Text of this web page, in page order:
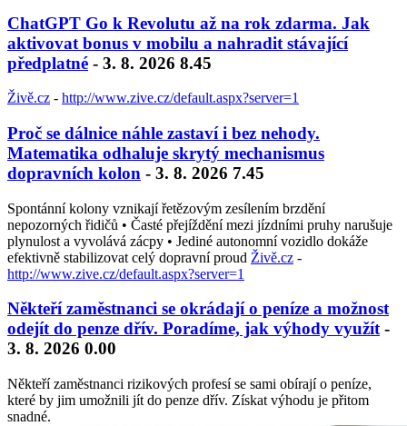
ChatGPT Go k Revolutu až na rok zdarma. Jak
aktivovat bonus v mobilu a nahradit stávající
předplatné - 3. 8. 2026 8.45
Živě.cz - http://www.zive.cz/default.aspx?server=1
Proč se dálnice náhle zastaví i bez nehody.
Matematika odhaluje skrytý mechanismus
dopravních kolon - 3. 8. 2026 7.45
Spontánní kolony vznikají řetězovým zesílením brzdění
nepozorných řidičů • Časté přejíždění mezi jízdními pruhy narušuje
plynulost a vyvolává zácpy • Jediné autonomní vozidlo dokáže
efektivně stabilizovat celý dopravní proud Živě.cz -
http://www.zive.cz/default.aspx?server=1
Někteří zaměstnanci se okrádají o peníze a možnost
odejít do penze dřív. Poradíme, jak výhody využít-
3. 8. 2026 0.00
Někteří zaměstnanci rizikových profesí se sami obírají o peníze,
které by jim umožnili jít do penze dřív. Získat výhodu je přitom
snadné.